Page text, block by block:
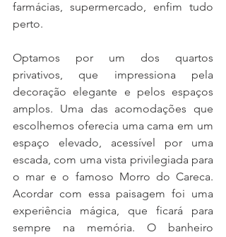
farmácias, supermercado, enfim tudo
perto.
Optamos por um dos quartos
privativos, que impressiona pela
decoração elegante e pelos espaços
amplos. Uma das acomodações que
escolhemos oferecia uma cama em um
espaço elevado, acessível por uma
escada, com uma vista privilegiada para
o mar e o famoso Morro do Careca.
Acordar com essa paisagem foi uma
experiência mágica, que ficará para
sempre na memória. O banheiro